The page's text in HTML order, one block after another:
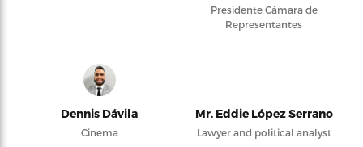
Presidente Cámara de
Representantes
Dennis Dávila
Cinema
Mr. Eddie López Serrano
Lawyer and political analyst